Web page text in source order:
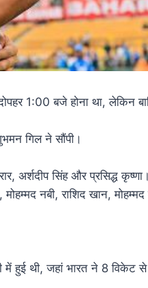
1:00 बजे होना था, लेकिन
गिल ने सौंपी।
अर्शदीप सिंह और प्रसिद्ध कृष्णा।
नबी, राशिद खान,
हुई थी, जहां भारत ने 8 विकेट